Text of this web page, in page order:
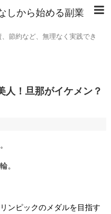
しから始める副業
節約など、無理なく実践でき
人！旦那がイケメン？
。
ンピックのメダルを目指す